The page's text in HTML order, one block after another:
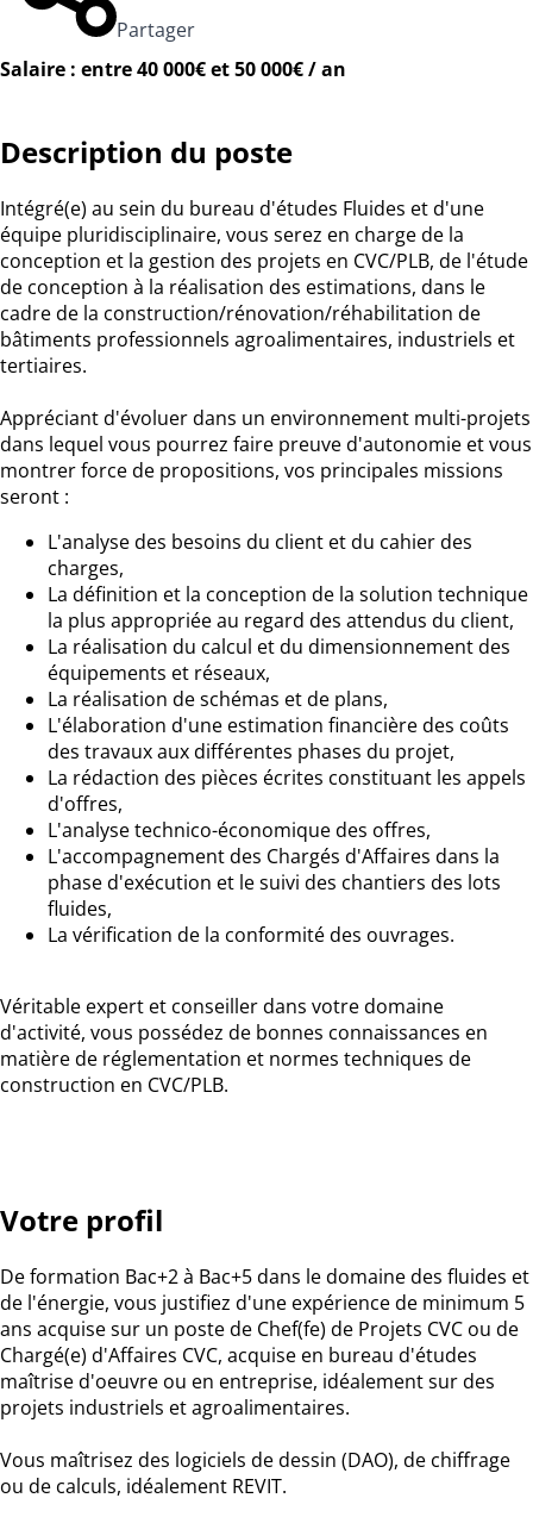
Partager
Salaire : entre 40 000€ et 50 000€ / an
Description du poste
Intégré(e) au sein du bureau d'études Fluides et d'une
équipe pluridisciplinaire, vous serez en charge de la
conception et la gestion des projets en CVC/PLB, de l'étude
de conception à la réalisation des estimations, dans le
cadre de la construction/rénovation/réhabilitation de
bâtiments professionnels agroalimentaires, industriels et
tertiaires.
Appréciant d'évoluer dans un environnement multi-projets
dans lequel vous pourrez faire preuve d'autonomie et vous
montrer force de propositions, vos principales missions
seront :
L'analyse des besoins du client et du cahier des
charges,
La définition et la conception de la solution technique
la plus appropriée au regard des attendus du client,
La réalisation du calcul et du dimensionnement des
équipements et réseaux,
La réalisation de schémas et de plans,
L'élaboration d'une estimation financière des coûts
des travaux aux différentes phases du projet,
La rédaction des pièces écrites constituant les appels
d'offres,
L'analyse technico-économique des offres,
L'accompagnement des Chargés d'Affaires dans la
phase d'exécution et le suivi des chantiers des lots
fluides,
La vérification de la conformité des ouvrages.
Véritable expert et conseiller dans votre domaine
d'activité, vous possédez de bonnes connaissances en
matière de réglementation et normes techniques de
construction en CVC/PLB.
Votre profil
De formation Bac+2 à Bac+5 dans le domaine des fluides et
de l'énergie, vous justifiez d'une expérience de minimum 5
ans acquise sur un poste de Chef(fe) de Projets CVC ou de
Chargé(e) d'Affaires CVC, acquise en bureau d'études
maîtrise d'oeuvre ou en entreprise, idéalement sur des
projets industriels et agroalimentaires.
Vous maîtrisez des logiciels de dessin (DAO), de chiffrage
ou de calculs, idéalement REVIT.